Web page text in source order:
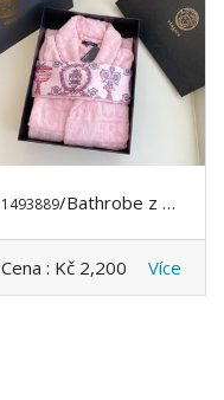
1493889/Bathrobe z VERSACE
Cena : Kč 2,200 Více